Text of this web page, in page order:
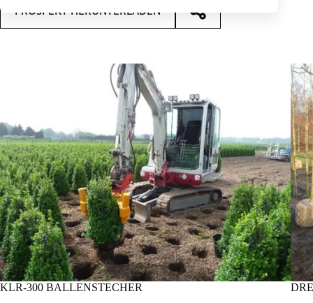
PROSPEKT HERUNTERLADEN
KLR-300 BALLENSTECHER